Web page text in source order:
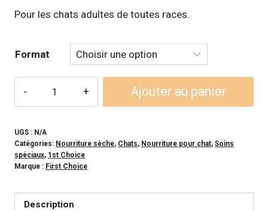
36,99$
à
64,99$
Pour les chats adultes de toutes races.
Format
CHOICE
-
Formule
morue
Ajouter au panier
UGS : N/A
Catégories: Nourriture sèche, Chats, Nourriture pour chat, Soins
spéciaux, 1st Choice
Marque : First Choice
Description